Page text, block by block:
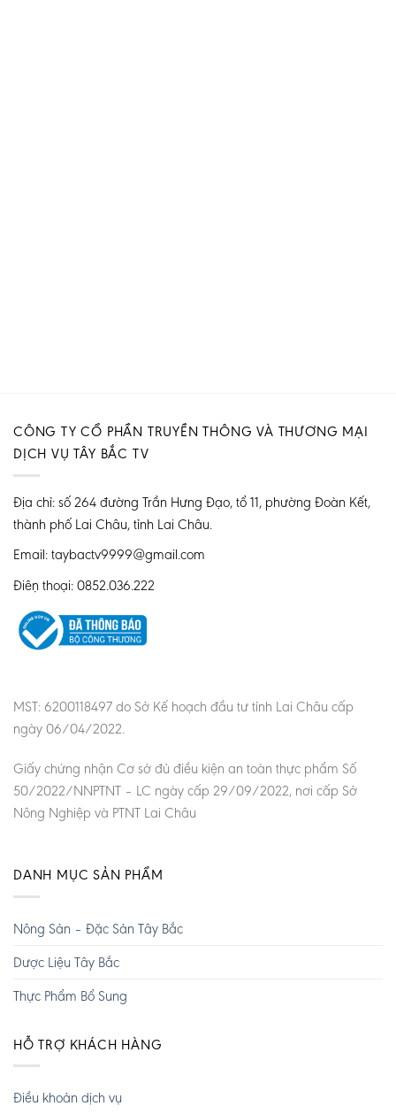
CÔNG TY CỔ PHẦN TRUYỀN THÔNG VÀ THƯƠNG MẠI
DỊCH VỤ TÂY BẮC TV
Địa chỉ: số 264 đường Trần Hưng Đạo, tổ 11, phường Đoàn Kết,
thành phố Lai Châu, tỉnh Lai Châu.
Email: taybactv9999@gmail.com
Điện thoại: 0852.036.222
MST: 6200118497 do Sở Kế hoạch đầu tư tỉnh Lai Châu cấp
ngày 06/04/2022.
Giấy chứng nhận Cơ sở đủ điều kiện an toàn thực phẩm Số
50/2022/NNPTNT – LC ngày cấp 29/09/2022, nơi cấp Sở
Nông Nghiệp và PTNT Lai Châu
DANH MỤC SẢN PHẨM
Nông Sản – Đặc Sản Tây Bắc
Dược Liệu Tây Bắc
Thực Phẩm Bổ Sung
HỖ TRỢ KHÁCH HÀNG
Điều khoản dịch vụ